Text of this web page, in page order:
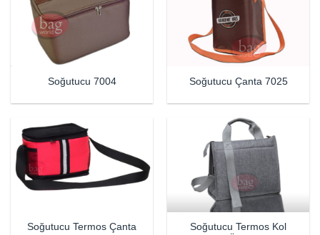
Soğutucu 7004 Soğutucu Çanta 7025
Soğutucu Termos Çanta
Soğutucu Termos Kol